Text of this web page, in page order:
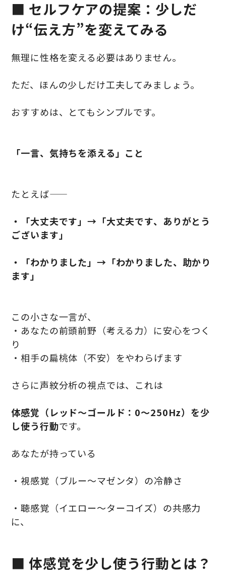
■ セルフケアの提案：少しだ
け“伝え方”を変えてみる
無理に性格を変える必要はありません。
ただ、ほんの少しだけ工夫してみましょう。
おすすめは、とてもシンプルです。
「一言、気持ちを添える」こと
たとえば――
・「大丈夫です」→「大丈夫です、ありがとう
ございます」
・「わかりました」→「わかりました、助かり
ます」
この小さな一言が、
・あなたの前頭前野（考える力）に安心をつく
り
・相手の扁桃体（不安）をやわらげます
さらに声紋分析の視点では、これは
体感覚（レッド〜ゴールド：0〜250Hz）を少
し使う行動です。
あなたが持っている
・視感覚（ブルー〜マゼンタ）の冷静さ
・聴感覚（イエロー〜ターコイズ）の共感力
に、
■ 体感覚を少し使う行動とは？